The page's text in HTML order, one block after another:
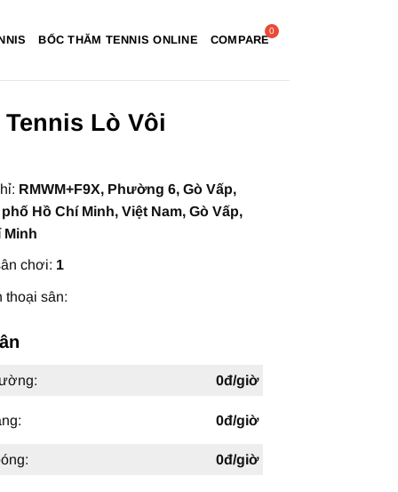
BỐC THĂM TENNIS ONLINE COMPARE
Tennis Lò Vôi
RMWM+F9X, Phường 6, Gò Vấp,
Hồ Chí Minh, Việt Nam, Gò Vấp,
Minh
chơi: 1
sân:
0đ/giờ
0đ/giờ
0đ/giờ